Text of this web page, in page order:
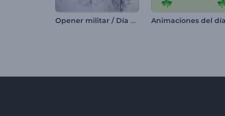
Opener militar / Día de la victoria